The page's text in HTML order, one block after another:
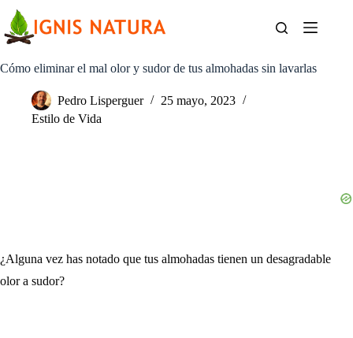
contenido
Cómo eliminar el mal olor y sudor de tus almohadas sin lavarlas
Pedro Lisperguer
25 mayo, 2023
Estilo de Vida
¿Alguna vez has notado que tus almohadas tienen un desagradable
olor a sudor?